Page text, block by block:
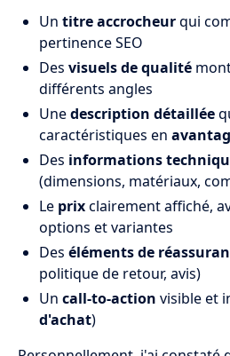
Un titre accrocheurqui
pertinence SEO
Des visuels de qualité
différents angles
Unedescription détaillée
caractéristiques en
Des informations
(dimensions, matériaux,
Le prixclairement affiché,
options et variantes
Des éléments de
politique de retour, avis)
Un call-to-action visible et
d'achat)